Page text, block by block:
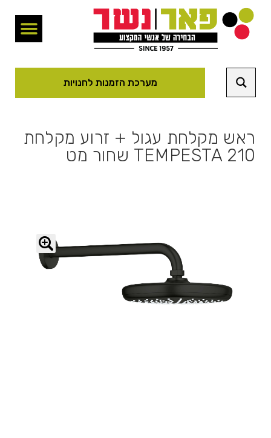
מערכת הזמנות לחנויות
ראש מקלחת עגול + זרוע מקלחת
TEMPESTA 210 שחור מט
🔍